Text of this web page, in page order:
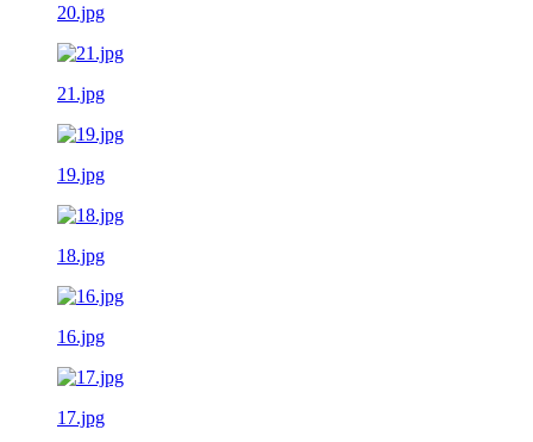
20.jpg
21.jpg
19.jpg
18.jpg
16.jpg
17.jpg